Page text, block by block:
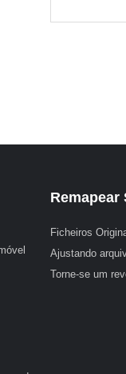
Remapear
Ficheiros
Ajustando
Torne-se um